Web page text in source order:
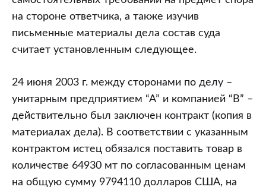
на стороне ответчика, а также изучив
письменные материалы дела состав суда
считает установленным следующее.
24 июня 2003 г. между сторонами по делу –
унитарным предприятием “А” и компанией “В” –
действительно был заключен контракт (копия в
материалах дела). В соответствии с указанным
контрактом истец обязался поставить товар в
количестве 64930 мт по согласованным ценам
на общую сумму 9794110 долларов США, на